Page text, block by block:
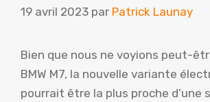
19 avril 2023 par Patrick Launay
Bien que nous ne voyions peut-
BMW M7, la nouvelle variante
pourrait être la plus proche d’une